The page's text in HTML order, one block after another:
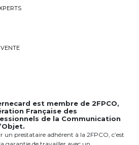
est membre de2FPCO,
Française des
de la Communication
un prestataire adhérent à la 2FPCO, c’est